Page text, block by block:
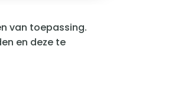
van toepassing.
en deze te